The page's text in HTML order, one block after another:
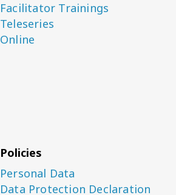
Facilitator Trainings
Teleseries
Online
Policies
Personal Data
Data Protection Declaration